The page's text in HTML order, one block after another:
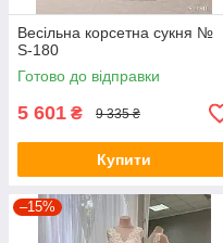
Весільна корсетна сукня №
S-180
Готово до відправки
5 601 ₴ 9 335 ₴
Купити
–15%